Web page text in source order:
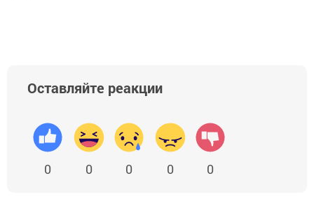
Оставляйте реакции
0 0 0 0 0